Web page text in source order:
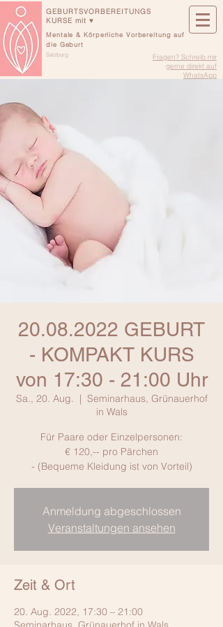
Mentale & Körperliche Vorbereitung auf
die Geburt
Salzburg
Fragen? Schreib mir
gerne direkt auf
WhatsApp
GEBURTSVORBEREITUNGS
KURSE mit ♥
20.08.2022 GEBURT
- KOMPAKT KURS
von 17:30 - 21:00 Uhr
Sa., 20. Aug.
  |
Seminarhaus, Grünauerhof
in Wals
Für Paare oder Einzelpersonen:
€ 120,-- pro Pärchen
- (Bequeme Kleidung ist von Vorteil)
Anmeldung abgeschlossen
Veranstaltungen ansehen
Zeit & Ort
20. Aug. 2022, 17:30 – 21:00